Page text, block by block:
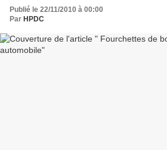
Publié le 22/11/2010 à 00:00
Par HPDC